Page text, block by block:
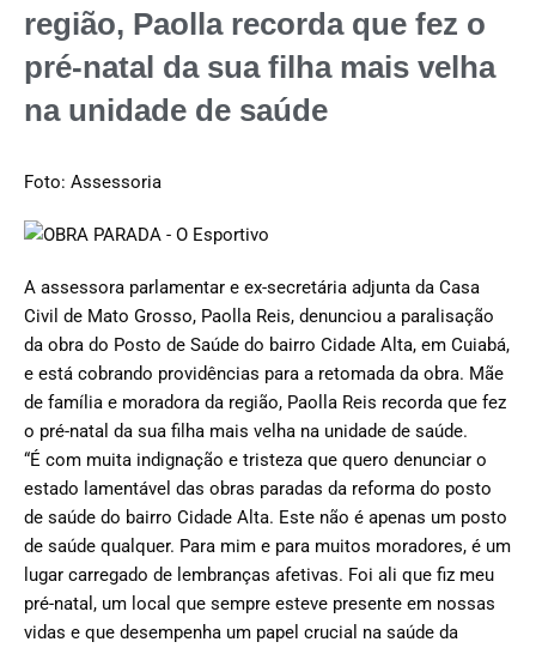
região, Paolla recorda que fez o
pré-natal da sua filha mais velha
na unidade de saúde
Foto: Assessoria
A assessora parlamentar e ex-secretária adjunta da Casa
Civil de Mato Grosso, Paolla Reis, denunciou a paralisação
da obra do Posto de Saúde do bairro Cidade Alta, em Cuiabá,
e está cobrando providências para a retomada da obra. Mãe
de família e moradora da região, Paolla Reis recorda que fez
o pré-natal da sua filha mais velha na unidade de saúde.
“É com muita indignação e tristeza que quero denunciar o
estado lamentável das obras paradas da reforma do posto
de saúde do bairro Cidade Alta. Este não é apenas um posto
de saúde qualquer. Para mim e para muitos moradores, é um
lugar carregado de lembranças afetivas. Foi ali que fiz meu
pré-natal, um local que sempre esteve presente em nossas
vidas e que desempenha um papel crucial na saúde da